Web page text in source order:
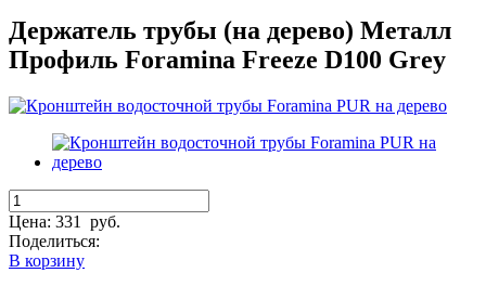
Держатель трубы (на дерево) Металл
Профиль Foramina Freeze D100 Grey
Цена: 331
руб.
Поделиться:
В корзину